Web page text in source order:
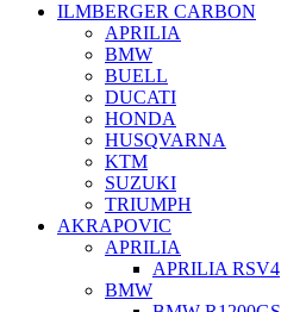
ILMBERGER CARBON
APRILIA
BMW
BUELL
DUCATI
HONDA
HUSQVARNA
KTM
SUZUKI
TRIUMPH
AKRAPOVIC
APRILIA
APRILIA RSV4
BMW